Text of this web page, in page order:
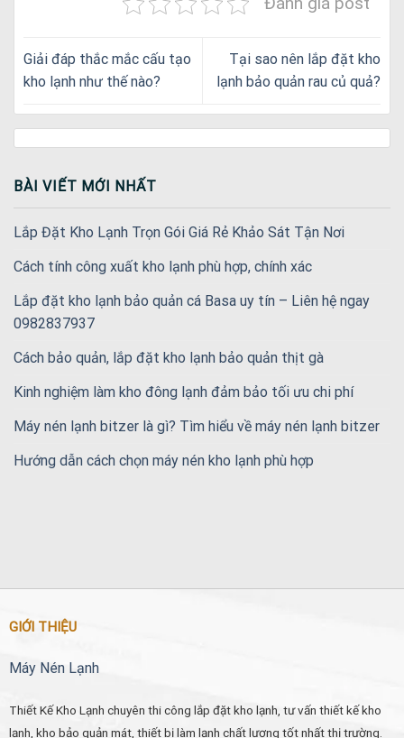
Giải đáp thắc mắc cấu tạo
kho lạnh như thế nào?
Tại sao nên lắp đặt kho
lạnh bảo quản rau củ quả?
BÀI VIẾT MỚI NHẤT
Lắp Đặt Kho Lạnh Trọn Gói Giá Rẻ Khảo Sát Tận Nơi
Cách tính công xuất kho lạnh phù hợp, chính xác
Lắp đặt kho lạnh bảo quản cá Basa uy tín – Liên hệ ngay
0982837937
Cách bảo quản, lắp đặt kho lạnh bảo quản thịt gà
Kinh nghiệm làm kho đông lạnh đảm bảo tối ưu chi phí
Máy nén lạnh bitzer là gì? Tìm hiểu về máy nén lạnh bitzer
Hướng dẫn cách chọn máy nén kho lạnh phù hợp
GIỚI THIỆU
Máy Nén Lạnh
Thiết Kế Kho Lạnh chuyên thi công lắp đặt kho lạnh, tư vấn thiết kế kho
lạnh, kho bảo quản mát, thiết bị làm lạnh chất lượng tốt nhất thị trường.